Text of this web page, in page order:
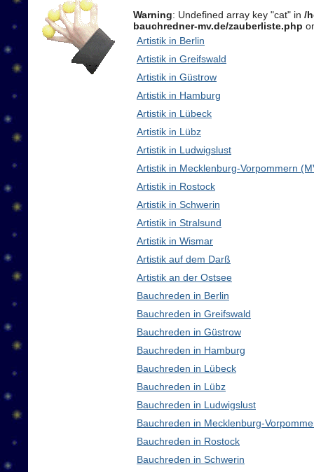
Warning: Undefined array key "cat" in /
bauchredner-mv.de/zauberliste.php
Artistik in Berlin
Artistik in Greifswald
Artistik in Güstrow
Artistik in Hamburg
Artistik in Lübeck
Artistik in Lübz
Artistik in Ludwigslust
Artistik in Mecklenburg-Vorpommern
Artistik in Rostock
Artistik in Schwerin
Artistik in Stralsund
Artistik in Wismar
Artistik auf dem Darß
Artistik an der Ostsee
Bauchreden in Berlin
Bauchreden in Greifswald
Bauchreden in Güstrow
Bauchreden in Hamburg
Bauchreden in Lübeck
Bauchreden in Lübz
Bauchreden in Ludwigslust
Bauchreden in Mecklenburg-
Bauchreden in Rostock
Bauchreden in Schwerin